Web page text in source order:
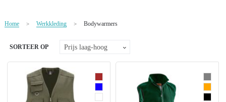
Alle categorieën
Home > Werkkleding > Bodywarmers
SORTEER OP